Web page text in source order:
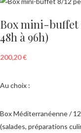
Box mini-buffet
48h à 96h)
200,20€
Au choix :
Box Méditerranéenne /
(salades, préparations